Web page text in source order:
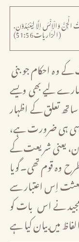
الْجِنَّ وَالْاِنْسَ اِلَّا لِيَعْبُدُوْنِ.
(الزاریات51:56)
لیے بھی ویسے
ساتھ تعلق کے اظہار
ہی ضرورت ہے،
یعنی شریعت کے
وہ قوم تھی۔گویا
اِس اعتبار سے
نے اس بات کو